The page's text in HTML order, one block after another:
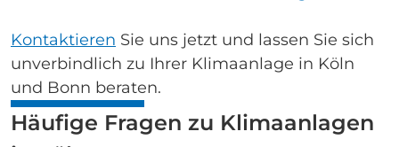
Kontaktieren Sie uns jetzt und lassen Sie sich
unverbindlich zu Ihrer Klimaanlage in Köln
und Bonn beraten.
Häufige Fragen zu Klimaanlagen